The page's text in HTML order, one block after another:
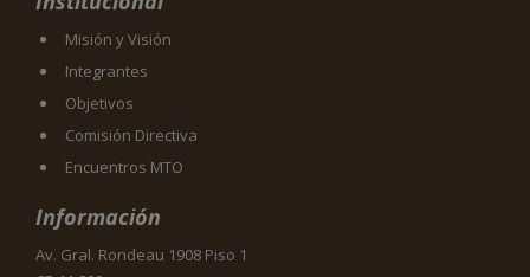
Misión y Visión
Integrantes
Objetivos
Comisión Directiva
Encuentros MTO
Información
Av. Gral. Rondeau 1908 Piso 1